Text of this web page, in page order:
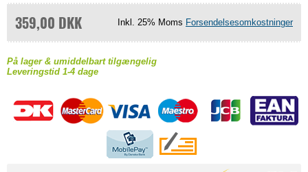
359,00 DKK Inkl. 25% Moms Forsendelsesomkostninger
På lager & umiddelbart tilgængelig
Leveringstid 1-4 dage